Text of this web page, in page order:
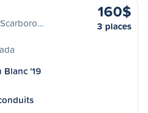
160$
3 places
'19